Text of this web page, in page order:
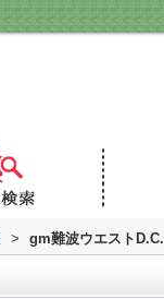
> gm難波ウエストD.C.